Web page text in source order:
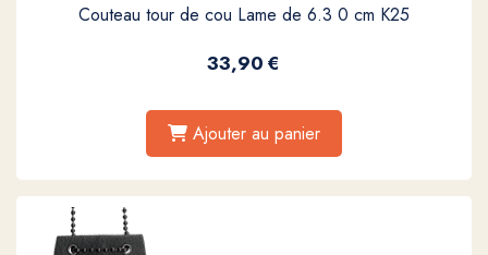
Couteau tour de cou Lame de 6.3 0 cm K25
33,90€
Ajouter au panier